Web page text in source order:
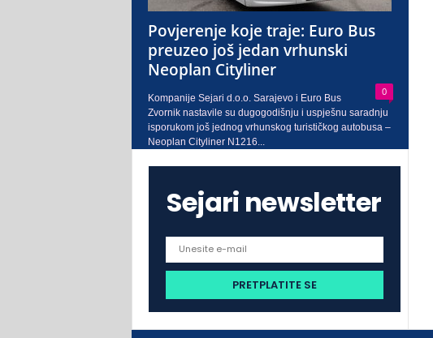
Povjerenje koje traje: Euro Bus
preuzeo još jedan vrhunski
Neoplan Cityliner
0
Kompanije Sejari d.o.o. Sarajevo i Euro Bus
Zvornik nastavile su dugogodišnju i uspješnu saradnju
isporukom još jednog vrhunskog turističkog autobusa –
Neoplan Cityliner N1216...
Sejari newsletter